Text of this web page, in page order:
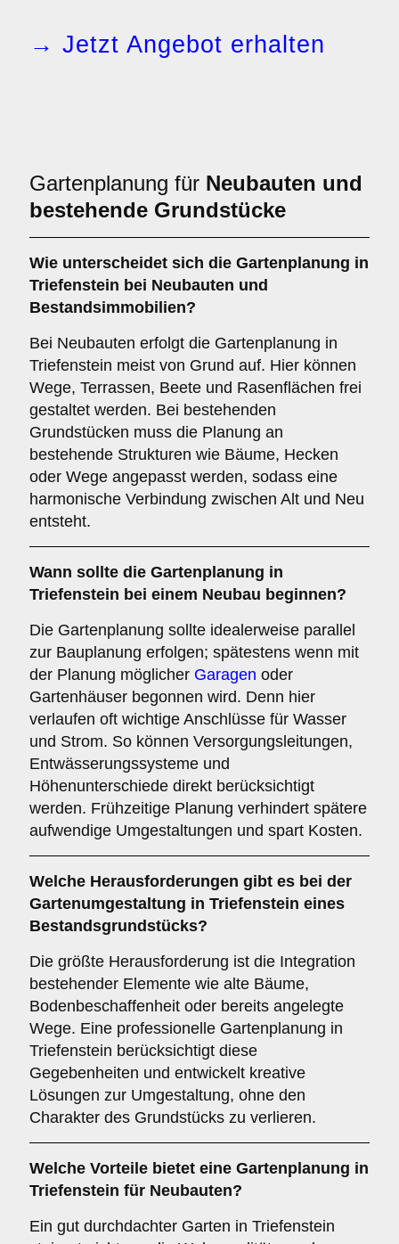
→ Jetzt Angebot erhalten
Gartenplanung für Neubauten und
bestehende Grundstücke
Wie unterscheidet sich die Gartenplanung in
Triefenstein bei Neubauten und
Bestandsimmobilien?
Bei Neubauten erfolgt die Gartenplanung in
Triefenstein meist von Grund auf. Hier können
Wege, Terrassen, Beete und Rasenflächen frei
gestaltet werden. Bei bestehenden
Grundstücken muss die Planung an
bestehende Strukturen wie Bäume, Hecken
oder Wege angepasst werden, sodass eine
harmonische Verbindung zwischen Alt und Neu
entsteht.
Wann sollte die Gartenplanung in
Triefenstein bei einem Neubau beginnen?
Die Gartenplanung sollte idealerweise parallel
zur Bauplanung erfolgen; spätestens wenn mit
der Planung möglicher Garagen oder
Gartenhäuser begonnen wird. Denn hier
verlaufen oft wichtige Anschlüsse für Wasser
und Strom. So können Versorgungsleitungen,
Entwässerungssysteme und
Höhenunterschiede direkt berücksichtigt
werden. Frühzeitige Planung verhindert spätere
aufwendige Umgestaltungen und spart Kosten.
Welche Herausforderungen gibt es bei der
Gartenumgestaltung in Triefenstein eines
Bestandsgrundstücks?
Die größte Herausforderung ist die Integration
bestehender Elemente wie alte Bäume,
Bodenbeschaffenheit oder bereits angelegte
Wege. Eine professionelle Gartenplanung in
Triefenstein berücksichtigt diese
Gegebenheiten und entwickelt kreative
Lösungen zur Umgestaltung, ohne den
Charakter des Grundstücks zu verlieren.
Welche Vorteile bietet eine Gartenplanung in
Triefenstein für Neubauten?
Ein gut durchdachter Garten in Triefenstein